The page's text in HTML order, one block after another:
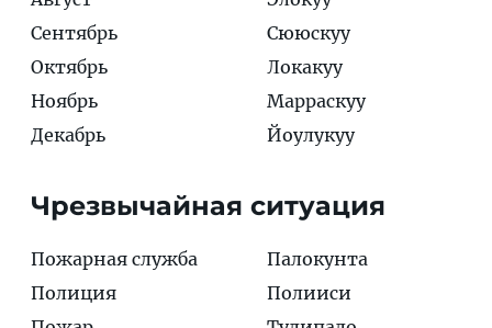
Сентябрь
Сююскуу
Октябрь
Локакуу
Ноябрь
Марраскуу
Декабрь
Йоулукуу
Чрезвычайная ситуация
Пожарная служба
Палокунта
Полиция
Полииси